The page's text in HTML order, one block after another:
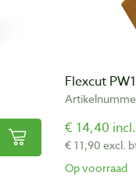
Flexcut
€ 14,40
€ 11,90 excl.
Op voorraad